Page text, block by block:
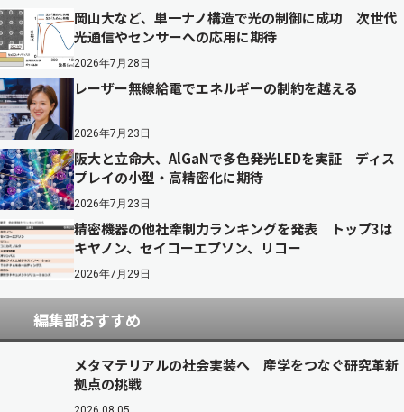
岡山大など、単一ナノ構造で光の制御に成功 次世代
光通信やセンサーへの応用に期待
2026年7月28日
レーザー無線給電でエネルギーの制約を越える
2026年7月23日
阪大と立命大、AlGaNで多色発光LEDを実証 ディス
プレイの小型・高精密化に期待
2026年7月23日
精密機器の他社牽制力ランキングを発表 トップ3は
キヤノン、セイコーエプソン、リコー
2026年7月29日
編集部おすすめ
メタマテリアルの社会実装へ 産学をつなぐ研究革新
拠点の挑戦